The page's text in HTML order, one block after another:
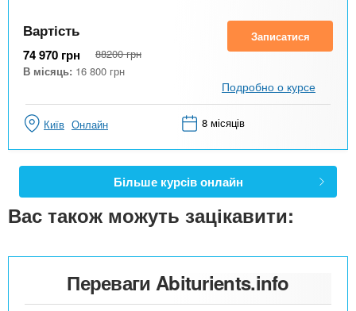
Вартість
74 970 грн 88200 грн
В місяць: 16 800 грн
Записатися
Подробно о курсе
Київ Онлайн 8 місяців
Більше курсів онлайн
Вас також можуть зацікавити:
Переваги Abiturients.info